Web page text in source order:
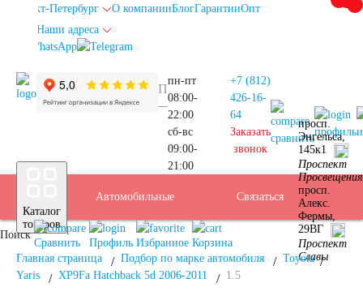
Санкт-Петербург О компанииБлогГарантииОпт
Наши адреса
пн-пт
08:00-
22:00
сб-вс
09:00-
21:00
+7 (812)
426-16-
64
Заказать
звонок
сравнить
профиль
Каталог
товаров
Автомобильные
аккумуляторы
Подбор
АКБ
Услуги
Бренды
Доставка
Оплата
Прием
Б/У
АКБ
Контакты
Связаться
Санкт-
Петербург
просп.
Энгельса,
145к1
Проспект
Просвещения
просп.
Алекс.
Фермы,
29ВГ
Проспект
Славы
Поиск
Сравнить Профиль Избранное Корзина
Главная страница
Подбор по марке автомобиля
Toyota
Yaris
XP9Fa Hatchback 5d 2006-2011 1.5